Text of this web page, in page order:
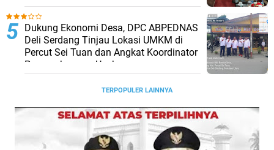
Dukung Ekonomi Desa, DPC ABPEDNAS
Deli Serdang Tinjau Lokasi UMKM di
Percut Sei Tuan dan Angkat Koordinator
Pengembangan Usaha
TERPOPULER LAINNYA